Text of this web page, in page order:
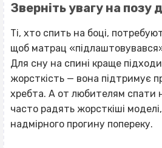
Зверніть увагу на позу
Ті, хто спить на боці,
щоб матрац
Для сну на спині краще
жорсткість — вона підтримує
хребта. А от любителям спати
часто радять жорсткіші
надмірного прогину попереку.